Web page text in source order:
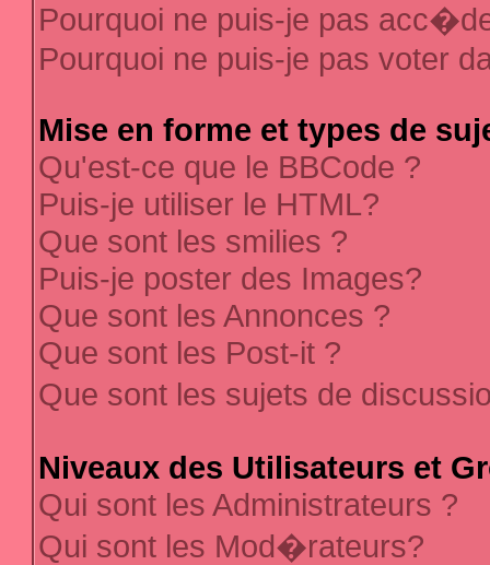
Pourquoi ne puis-je pas
Pourquoi ne puis-je pas voter
Mise en forme et types de
Qu'est-ce que le BBCode ?
Puis-je utiliser le HTML?
Que sont les smilies ?
Puis-je poster des Images?
Que sont les Annonces ?
Que sont les Post-it ?
Que sont les sujets de
Niveaux des Utilisateurs et
Qui sont les Administrateurs ?
Qui sont les Mod�rateurs?